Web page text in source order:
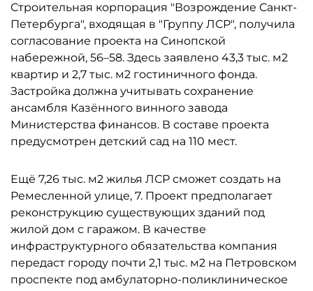
Строительная корпорация "Возрождение Санкт-
Петербурга", входящая в "Группу ЛСР", получила
согласование проекта на Синопской
набережной, 56–58. Здесь заявлено 43,3 тыс. м2
квартир и 2,7 тыс. м2 гостиничного фонда.
Застройка должна учитывать сохранение
ансамбля Казённого винного завода
Министерства финансов. В составе проекта
предусмотрен детский сад на 110 мест.
Ещё 7,26 тыс. м2 жилья ЛСР сможет создать на
Ремесленной улице, 7. Проект предполагает
реконструкцию существующих зданий под
жилой дом с гаражом. В качестве
инфраструктурного обязательства компания
передаст городу почти 2,1 тыс. м2 на Петровском
проспекте под амбулаторно-поликлиническое